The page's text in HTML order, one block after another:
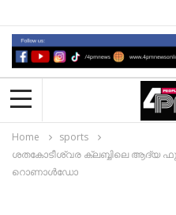
Home
sports
ശതകോടീശ്വര ക്ലബ്ബിലെ ആദ്യ
റൊണാൾഡോ